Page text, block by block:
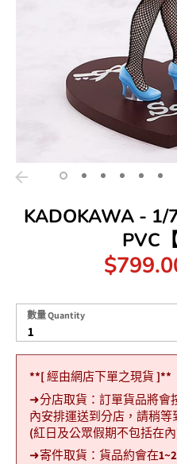
KADOKAWA - 1/
PVC
數
Quantity
1
數量 Quantity
**[ 經由網店下單之現貨 ]**
➜分店取貨：訂單貨品將會
內安排運送到分店，請稍等
(紅日及公眾假期不包括在
➜寄件取貨：貨品約會在